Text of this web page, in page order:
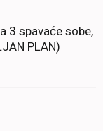
3 spavaće sobe,
PLAN)